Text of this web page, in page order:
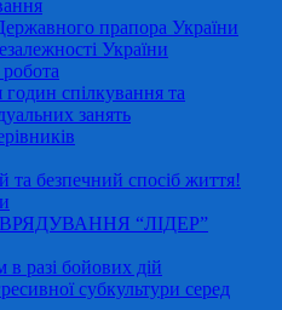
прапора України
України
спілкування та
занять
та безпечний спосіб життя!
“ЛІДЕР”
разі бойових дій
субкультури серед